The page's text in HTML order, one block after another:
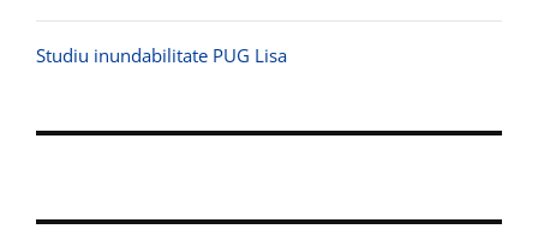
Studiu inundabilitate PUG Lisa